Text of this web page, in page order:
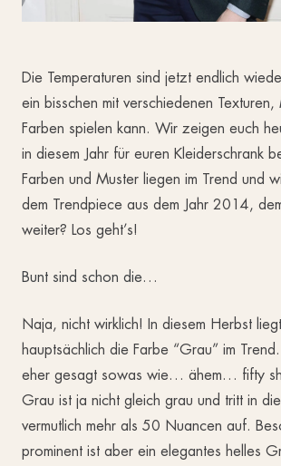
Die Temperaturen sind jetzt endlich
ein bisschen mit verschiedenen Texturen,
Farben spielen kann. Wir zeigen euch
in diesem Jahr für euren Kleiderschrank
Farben und Muster liegen im Trend und
dem Trendpiece aus dem Jahr 2014,
weiter? Los geht’s!
Bunt sind schon die…
Naja, nicht wirklich! In diesem Herbst
hauptsächlich die Farbe “Grau” im
eher gesagt sowas wie… ähem… fifty
Grau ist ja nicht gleich grau und tritt in
vermutlich mehr als 50 Nuancen auf.
prominent ist aber ein elegantes helles